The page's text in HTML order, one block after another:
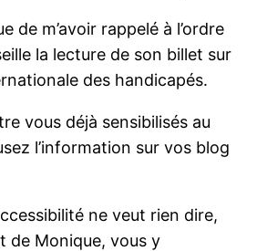
de m’avoir rappelé à l’ordre
la lecture de son billet sur
des handicapés.
vous déjà sensibilisés au
l’information sur vos blog
ne veut rien dire,
de Monique, vous y